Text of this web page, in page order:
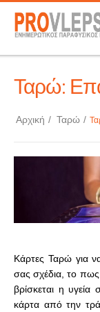
Ταρώ:
Αρχική / Ταρώ /
Κάρτες Ταρώ για
σας σχέδια, το
βρίσκεται η υγεία
κάρτα από την